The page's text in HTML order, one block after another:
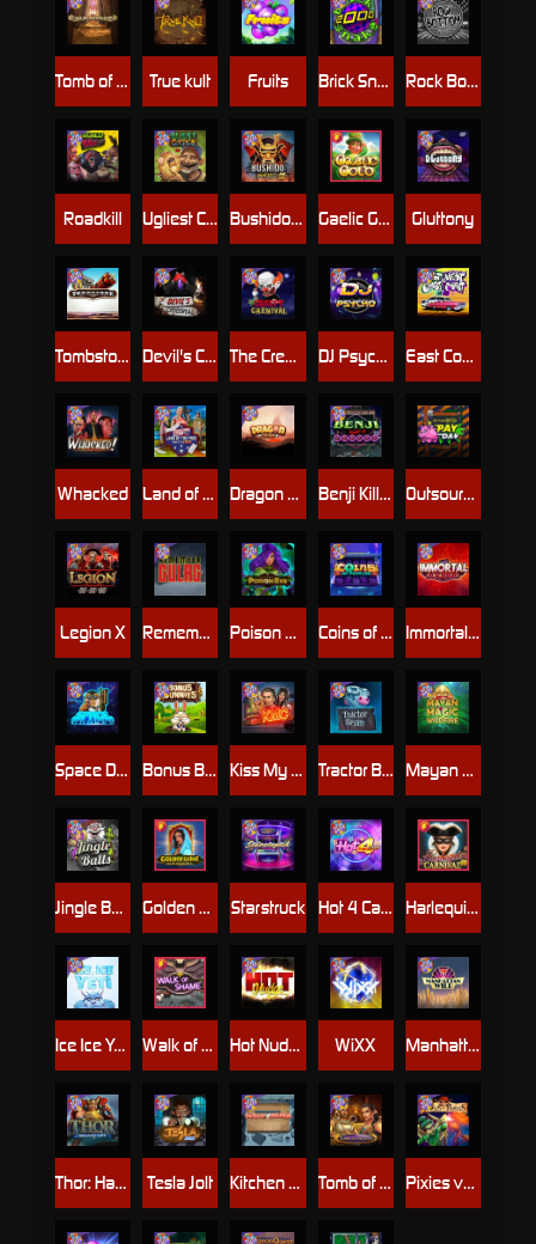
Outsourced: Payday
Manhattan Goes Wild
Roadkill
Kiss My Chainsaw
Rock Bottom
Tractor Beam
Hot Nudge
Space Donkey
Land of the Free
Brick Snake 2000
Starstruck
Benji Killed in Vegas
Poison Eve
Devil's Crossroad
Tomb of Nefertiti
Tomb of Akhenaten
Golden Genie And The Walking Wilds
Dragon Tribe
Immortal Fruits
Tesla Jolt
Coins of Fortune
Gluttony
Mayan Magic Wildfire
WiXX
Legion X
Fruits
Bonus Bunnies
DJ Psycho
Hot 4 Cash
Tombstone
Gaelic Gold
East Coast Vs West Coast
The Creepy Carnival
Whacked
Jingle Balls Harlequin Carnival
Walk of Shame
Kitchen Drama: Sushi Mania Pixies vs Pirates
Thor: Hammer Time
Ice Ice Yeti
Remember Gulag
True kult
Bushido Way xNudge
Ugliest Catch